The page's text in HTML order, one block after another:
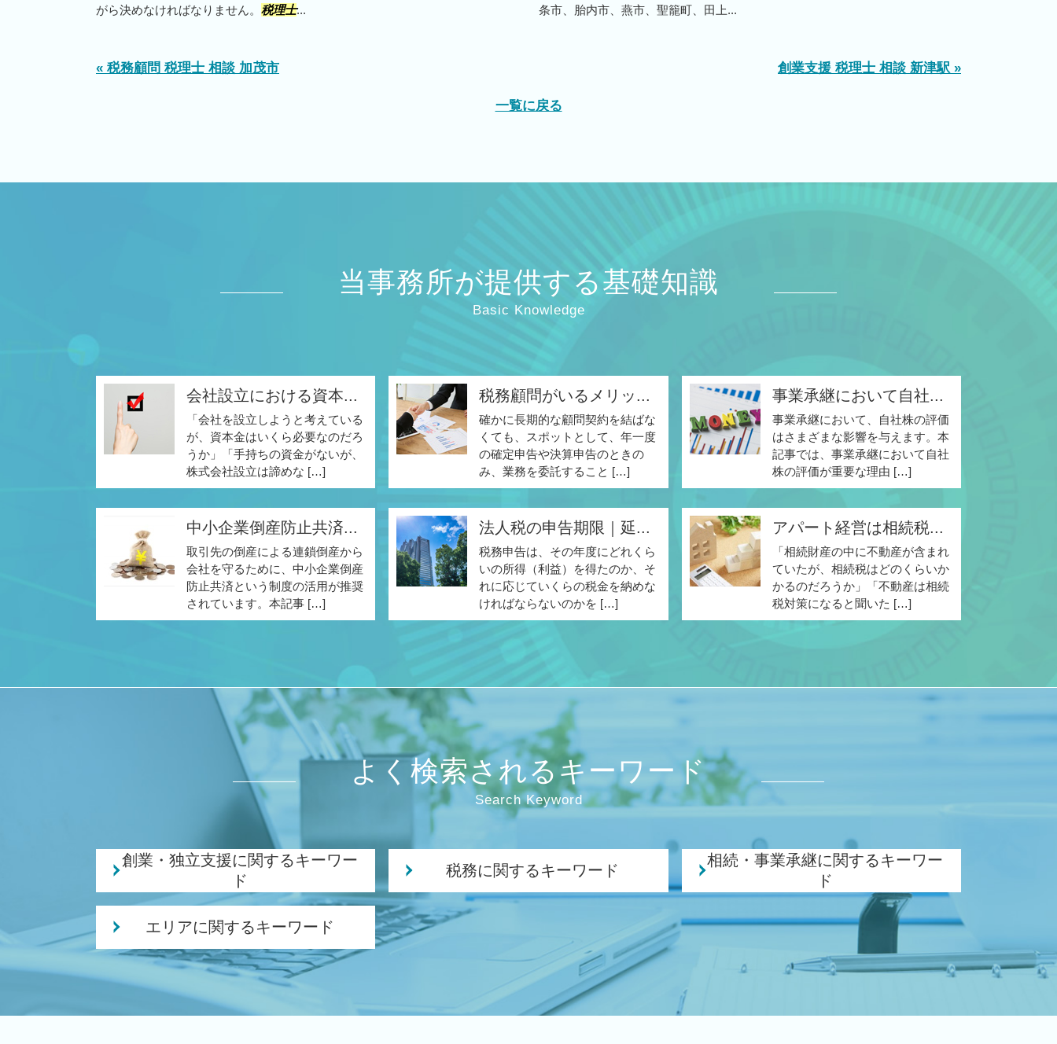
がら決めなければなりません。 税理士...
条市、胎内市、燕市、聖籠町、田上...
« 税務顧問 税理士 相談 加茂市 創業支援 税理士 相談 新津駅 »
一覧に戻る
当事務所が提供する基礎知識
Basic Knowledge
会社設立における資本...
「会社を設立しようと考えている
が、資本金はいくら必要なのだろ
うか」「手持ちの資金がないが、
株式会社設立は諦めな […]
税務顧問がいるメリッ...
確かに長期的な顧問契約を結ばな
くても、スポットとして、年一度
の確定申告や決算申告のときの
み、業務を委託すること […]
事業承継において自社...
事業承継において、自社株の評価
はさまざまな影響を与えます。本
記事では、事業承継において自社
株の評価が重要な理由 […]
中小企業倒産防止共済...
取引先の倒産による連鎖倒産から
会社を守るために、中小企業倒産
防止共済という制度の活用が推奨
されています。本記事 […]
法人税の申告期限｜延...
税務申告は、その年度にどれくら
いの所得（利益）を得たのか、そ
れに応じていくらの税金を納めな
ければならないのかを […]
アパート経営は相続税...
「相続財産の中に不動産が含まれ
ていたが、相続税はどのくらいか
かるのだろうか」「不動産は相続
税対策になると聞いた […]
よく検索されるキーワード
Search Keyword
創業・独立支援に関するキーワー
ド
創業融資 必要 書類
個人事業主 法人化 デメリット
会社設立後 税務署
会社設立 費用
個人事業主 事業計画書
税務に関するキーワード
赤字 法人税
贈与税 夫婦間
経営改善 税理士
法人税 申告 提出書類
相続・事業承継に関するキーワー
ド
相続税申告 控除
事業承継税制 優遇
生前 相続対策
エリアに関するキーワード
税務顧問 税理士 相談 江南区
相続 税理士 相談 新潟市西区
相続 税理士 相談 新潟駅